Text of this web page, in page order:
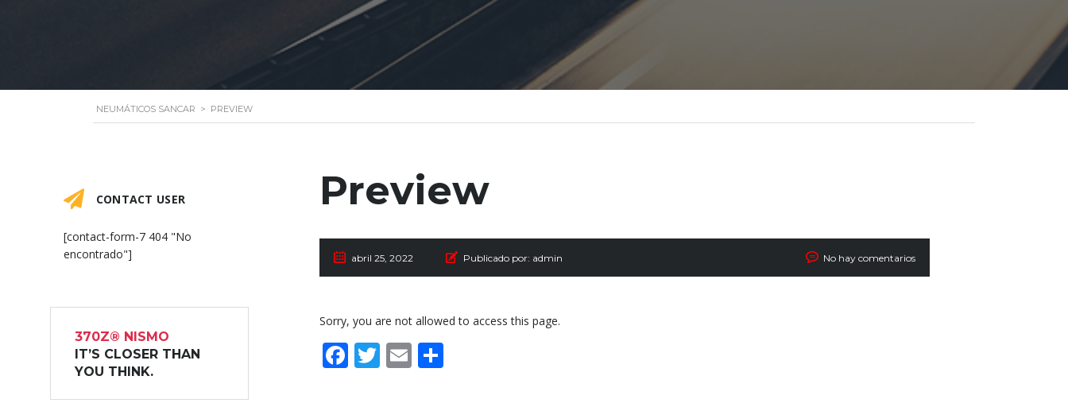
NEUMÁTICOS SANCAR > PREVIEW
Preview
abril 25, 2022 Publicado por: admin No hay comentarios
Sorry, you are not allowed to access this page.
Facebook
Twitter
Email
CONTACT USER
[contact-form-7 404 "No
encontrado"]
370Z® NISMO
IT’S CLOSER THAN
YOU THINK.